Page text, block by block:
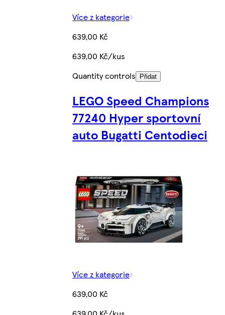
Více z kategorie
639,00 Kč
639,00 Kč/kus
Quantity controls
Přidat
LEGO Speed Champions
77240 Hyper sportovní
auto Bugatti Centodieci
Více z kategorie
639,00 Kč